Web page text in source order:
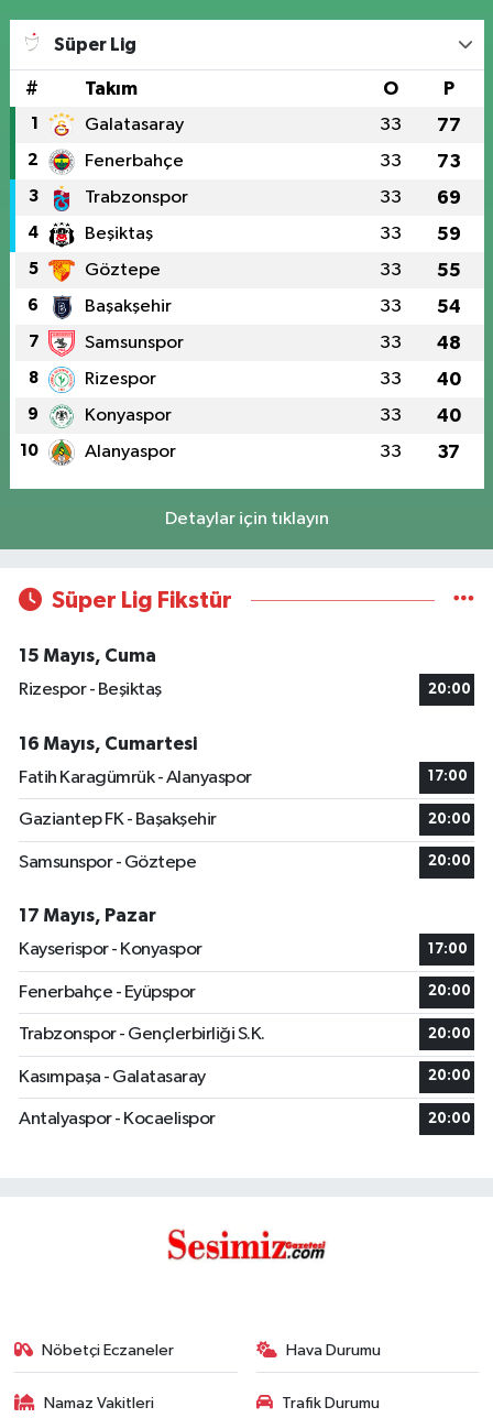
Süper Lig
# Takım O P
1 Galatasaray 33 77
2 Fenerbahçe 33 73
3 Trabzonspor 33 69
4 Beşiktaş 33 59
5 Göztepe 33 55
6 Başakşehir 33 54
7 Samsunspor 33 48
8 Rizespor 33 40
9 Konyaspor 33 40
10 Alanyaspor 33 37
Detaylar için tıklayın
Süper Lig Fikstür
15 Mayıs, Cuma
Rizespor - Beşiktaş
20:00
16 Mayıs, Cumartesi
Fatih Karagümrük - Alanyaspor
17:00
Gaziantep FK - Başakşehir 20:00
Samsunspor - Göztepe 20:00
17 Mayıs, Pazar
Kayserispor - Konyaspor
17:00
Fenerbahçe - Eyüpspor 20:00
Trabzonspor - Gençlerbirliği S.K. 20:00
Kasımpaşa - Galatasaray 20:00
Antalyaspor - Kocaelispor 20:00
Nöbetçi Eczaneler Hava Durumu
Namaz Vakitleri Trafik Durumu